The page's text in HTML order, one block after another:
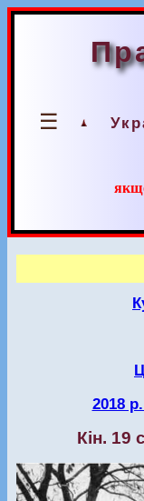
☰
2018
Кін. 19